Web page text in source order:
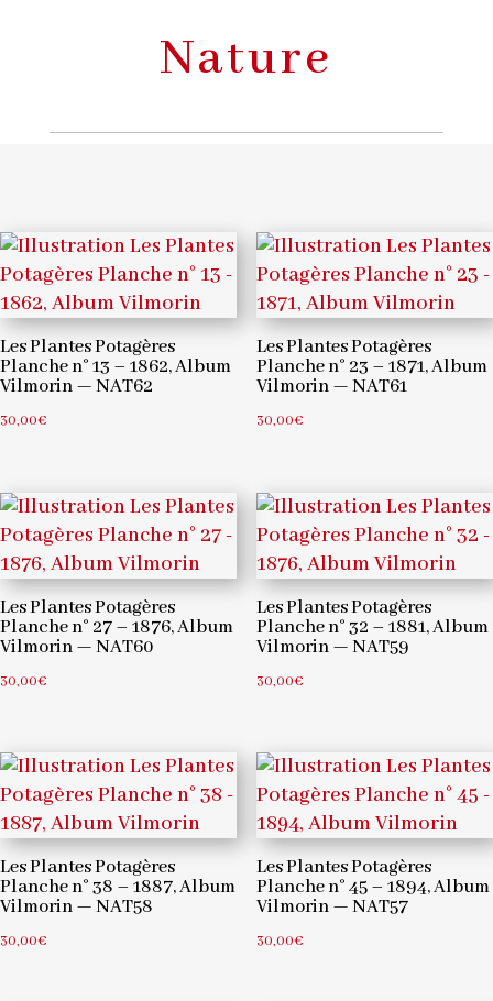
Nature
Les Plantes Potagères
Planche n° 13 – 1862, Album
Vilmorin — NAT62
30,00€
Les Plantes Potagères
Planche n° 23 – 1871, Album
Vilmorin — NAT61
30,00€
Les Plantes Potagères
Planche n° 27 – 1876, Album
Vilmorin — NAT60
30,00€
Les Plantes Potagères
Planche n° 32 – 1881, Album
Vilmorin — NAT59
30,00€
Les Plantes Potagères
Planche n° 38 – 1887, Album
Vilmorin — NAT58
30,00€
Les Plantes Potagères
Planche n° 45 – 1894, Album
Vilmorin — NAT57
30,00€